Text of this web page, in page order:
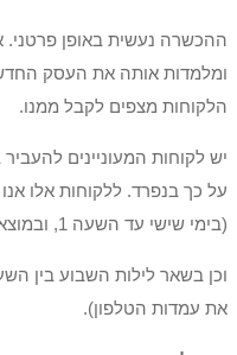
ההכשרה נעשית באופן פרטני.
ומלמדות אותה את העסק
הלקוחות מצפים לקבל ממנו.
יש לקוחות המעוניינים
על כך בנפרד. ללקוחות אלו
(בימי שישי עד השעה 1, ובמוצאי שבת עד השעה אחת בלילה,
את עמדות הטלפון).